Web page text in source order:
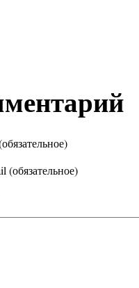
(обязательное)